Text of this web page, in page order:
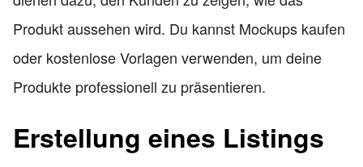
Produkt aussehen wird. Du kannst Mockups kaufen
oder kostenlose Vorlagen verwenden, um deine
Produkte professionell zu präsentieren.
Erstellung eines Listings